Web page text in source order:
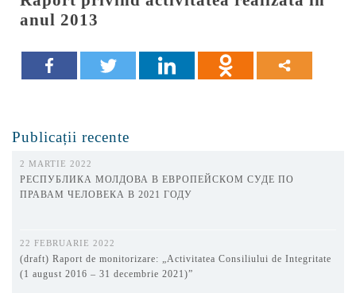
anul 2013
Publicații recente
2 MARTIE 2022
РЕСПУБЛИКА МОЛДОВА В ЕВРОПЕЙСКОМ СУДЕ ПО
ПРАВАМ ЧЕЛОВЕКА В 2021 ГОДУ
22 FEBRUARIE 2022
(draft) Raport de monitorizare: „Activitatea Consiliului de Integritate
(1 august 2016 – 31 decembrie 2021)”